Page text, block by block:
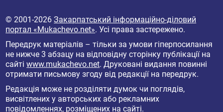
© 2001-2026Закарпатський інформаційно-діловий
портал «Mukachevo.net». Усі права застережено.
Передрук матеріалів – тільки за умови гіперпосилання
не нижче 3 абзацу на відповідну сторінку публікації на
сайтіwww.mukachevo.net. Друковані видання повинні
отримати письмову згоду від редакції на передрук.
Редакція може не розділяти думок чи поглядів,
висвітлених у авторських або рекламних
повідомленнях, розміщених на сайті.